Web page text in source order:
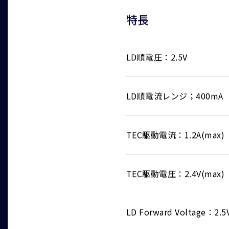
特長
LD順電圧：2.5V
LD順電流レンジ；400mA
TEC駆動電流：1.2A(max)
TEC駆動電圧：2.4V(max)
LD Forward Voltage：